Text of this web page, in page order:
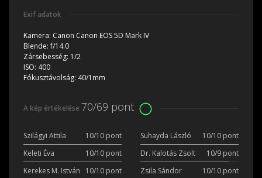
Exif adatok
Kamera: Canon Canon EOS 5D Mark IV
Blende:f/14.0
Zársebesség: 1/2
ISO: 400
Fókusztávolság: 40/1mm
A kép értékelése 70/69 pont
Szilágyi Attila 10/10 pont Suhayda László
10/10 pont
Keleti Éva
10/10 pont Dr. Kalotás Zsolt
10/9 pont
Kerekes M. István
10/10 pont Zsila Sándor
10/10 pont